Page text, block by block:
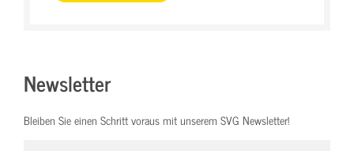
Newsletter
Bleiben Sie einen Schritt voraus mit unserem SVG Newsletter!